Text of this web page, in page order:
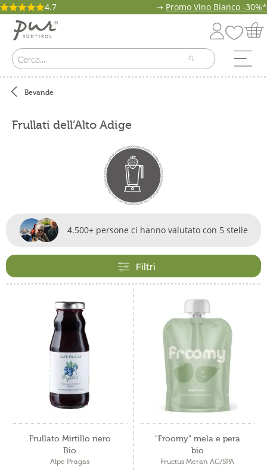
4.7 ➝ Promo Vino Bianco -30%*
Bevande
Frullati dell’Alto Adige
4.500+ persone ci hanno valutato con 5 stelle
Filtri
Frullato Mirtillo nero
Bio
Alpe Pragas
"Froomy" mela e pera
bio
Fructus Meran AG/SPA